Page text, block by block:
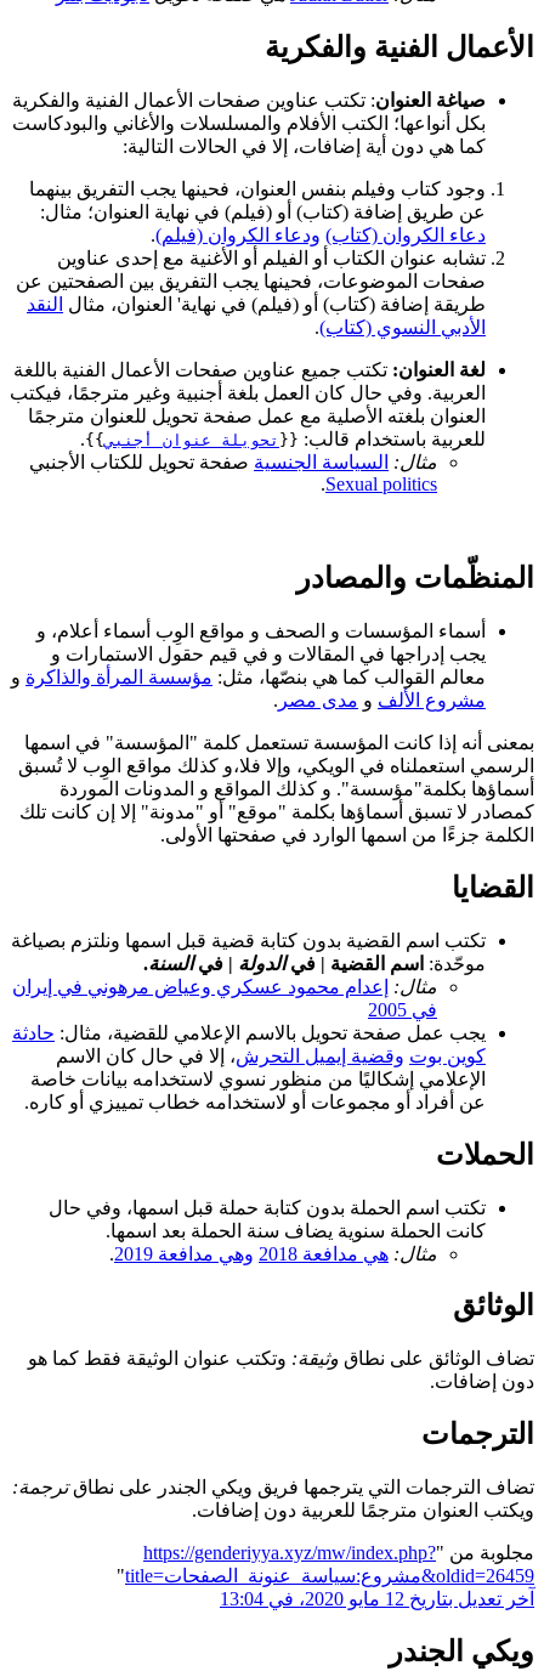
الأعمال الفنية والفكرية
صياغة العنوان: تكتب عناوين صفحات الأعمال الفنية والفكرية
بكل أنواعها؛ الكتب الأفلام والمسلسلات والأغاني والبودكاست
كما هي دون أية إضافات، إلا في الحالات التالية:
وجود كتاب وفيلم بنفس العنوان، فحينها يجب التفريق بينهما
عن طريق إضافة (كتاب) أو (فيلم) في نهاية العنوان؛ مثال:
دعاء الكروان (كتاب) ودعاء الكروان (فيلم).
تشابه عنوان الكتاب أو الفيلم أو الأغنية مع إحدى عناوين
صفحات الموضوعات، فحينها يجب التفريق بين الصفحتين عن
طريقة إضافة (كتاب) أو (فيلم) في نهاية' العنوان، مثال النقد
الأدبي النسوي (كتاب).
لغة العنوان: تكتب جميع عناوين صفحات الأعمال الفنية باللغة
العربية. وفي حال كان العمل بلغة أجنبية وغير مترجمًا، فيكتب
العنوان بلغته الأصلية مع عمل صفحة تحويل للعنوان مترجمًا
للعربية باستخدام قالب: {{ تحويلة عنوان أجنبي}}
.
مثال: السياسة الجنسية صفحة تحويل للكتاب الأجنبي
Sexual politics
.
المنظّمات والمصادر
أسماء المؤسسات و الصحف و مواقع الوِب أسماء أعلام، و
يجب إدراجها في المقالات و في قيم حقول الاستمارات و
معالم القوالب كما هي بنصّها، مثل: مؤسسة المرأة والذاكرة و
مشروع الألف و مدى مصر .
بمعنى أنه إذا كانت المؤسسة تستعمل كلمة "المؤسسة" في اسمها
الرسمي استعملناه في الويكي، وإلا فلا،و كذلك مواقع الوِب لا تُسبق
أسماؤها بكلمة"مؤسسة". و كذلك المواقع و المدونات الموردة
كمصادر لا تسبق أسماؤها بكلمة "موقع" أو "مدونة" إلا إن كانت تلك
الكلمة جزءًا من اسمها الوارد في صفحتها الأولى.
القضايا
تكتب اسم القضية بدون كتابة قضية قبل اسمها ونلتزم بصياغة
موحّدة: اسم القضية | فيالدولة | فيالسنة.
مثال:
إعدام محمود عسكري وعياض مرهوني في إيران
في 2005
يجب عمل صفحة تحويل بالاسم الإعلامي للقضية، مثال: حادثة
كوين بوت وقضية إيميل التحرش، إلا في حال كان الاسم
الإعلامي إشكاليًا من منظور نسوي لاستخدامه بيانات خاصة
عن أفراد أو مجموعات أو لاستخدامه خطاب تمييزي أو كاره.
الحملات
تكتب اسم الحملة بدون كتابة حملة قبل اسمها، وفي حال
كانت الحملة سنوية يضاف سنة الحملة بعد اسمها.
مثال: هي مدافعة 2018 وهي مدافعة 2019 .
الوثائق
تضاف الوثائق على نطاق وثيقة: وتكتب عنوان الوثيقة فقط كما هو
دون إضافات.
الترجمات
تضاف الترجمات التي يترجمها فريق ويكي الجندر على نطاقترجمة:
ويكتب العنوان مترجمًا للعربية دون إضافات.
مجلوبة من "https://genderiyya.xyz/mw/index.php?
title=مشروع:سياسة_عنونة_الصفحات&oldid=26459
"
آخر تعديل بتاريخ 12 مايو 2020، في 13:04
ويكي الجندر